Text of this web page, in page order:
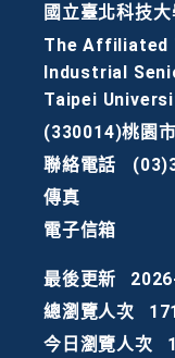
國立臺北科技
The Affiliated
Industrial
Taipei
(330014)桃園
聯絡電話
傳真
電子信箱
最後更新
總瀏覽人次
今日瀏覽人次